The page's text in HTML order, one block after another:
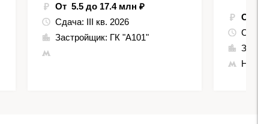
От 5.5 до 17.4 млн ₽
Сдача: III кв. 2026
Застройщик: ГК "А101"
От